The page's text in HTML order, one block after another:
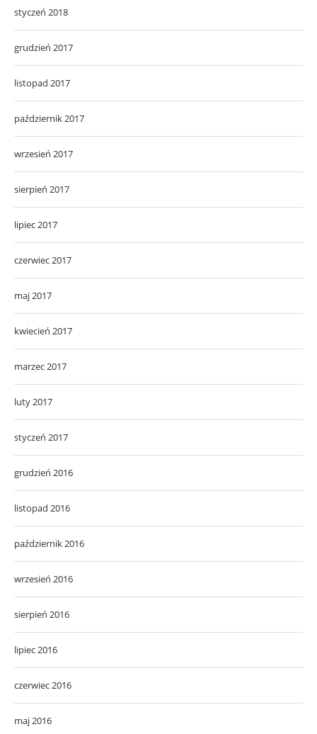
styczeń 2018
grudzień 2017
listopad 2017
październik 2017
wrzesień 2017
sierpień 2017
lipiec 2017
czerwiec 2017
maj 2017
kwiecień 2017
marzec 2017
luty 2017
styczeń 2017
grudzień 2016
listopad 2016
październik 2016
wrzesień 2016
sierpień 2016
lipiec 2016
czerwiec 2016
maj 2016